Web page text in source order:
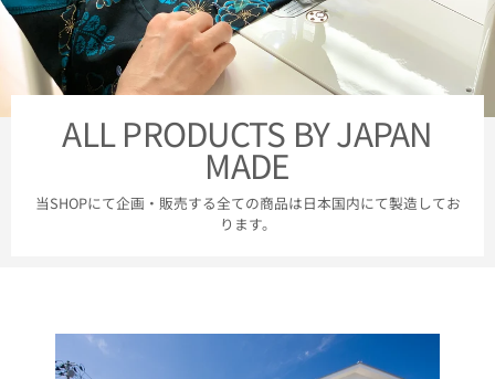
ALL PRODUCTS BY JAPAN
MADE
当SHOPにて企画・販売する全ての商品は日本国内にて製造してお
ります。